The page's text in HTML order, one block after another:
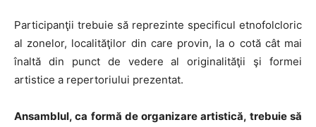
Participanţii trebuie să reprezinte specificul etnofolcloric
al zonelor, localităţilor din care provin, la o cotă cât mai
înaltă din punct de vedere al originalităţii şi formei
artistice a repertoriului prezentat.
Ansamblul, ca formă de organizare artistică, trebuie să